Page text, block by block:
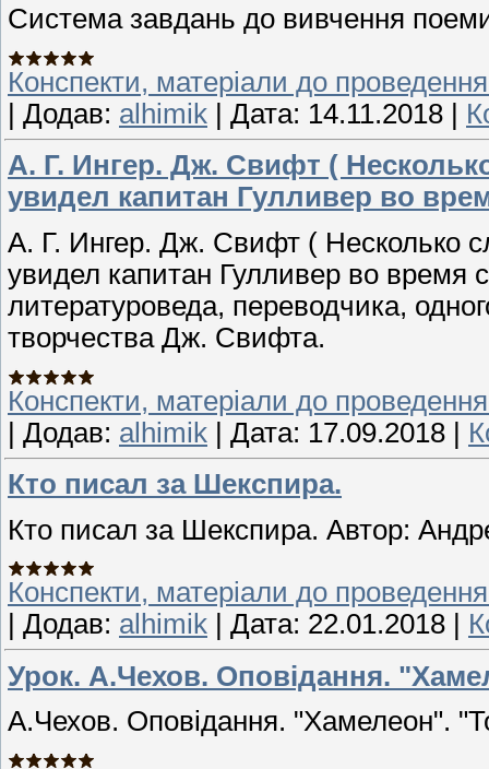
Система завдань до вивчення
Конспекти, матеріали до проведення
Додав: alhimik Дата: 14.11.2018
А. Г. Ингер. Дж. Свифт (
увидел капитан Гулливер во
А. Г. Ингер. Дж. Свифт ( Несколько
увидел капитан Гулливер во время
литературоведа, переводчика,
творчества Дж. Свифта.
Конспекти, матеріали до проведення
| Додав: alhimik | Дата: 17.09.2018 |
Кто писал за Шекспира.
Кто писал за Шекспира. Автор:
Конспекти, матеріали до проведення
Додав: alhimik Дата: 22.01.2018
Урок. А.Чехов. Оповідання.
А.Чехов. Оповідання. "Хамелеон".